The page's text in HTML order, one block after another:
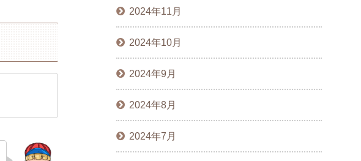
2024年11月
2024年10月
2024年9月
2024年8月
2024年7月